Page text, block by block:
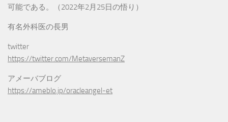
可能である。（2022年2月25日の悟り）
有名外科医の長男
twitter
https://twitter.com/MetaversemanZ
アメーバブログ
https://ameblo.jp/oracleangel-et